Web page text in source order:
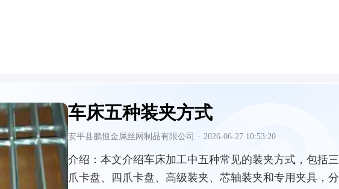
车床五种装夹方式
安平县鹏恒金属丝网制品有限公司 · 2026-06-27 10:53:20
介绍： 本文介绍车床加工中五种常见的装夹方式，包括三
爪卡盘、四爪卡盘、高级装夹、芯轴装夹和专用夹具，分